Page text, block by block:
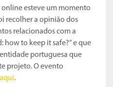
online esteve um momento
recolher a opinião dos
relacionados com a
how to keep it safe?” e que
portuguesa que
projeto. O evento
aqui.